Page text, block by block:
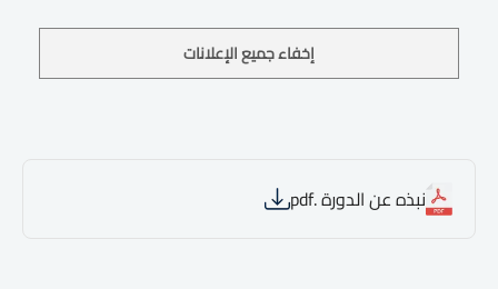
إخفاء جميع الإعلانات
نبذه عن الدورة .pdf